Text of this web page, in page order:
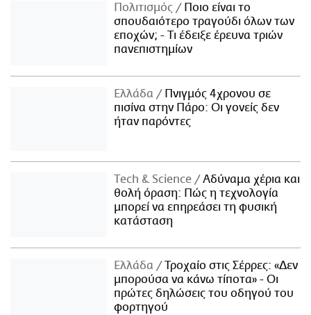
Πολιτισμός
Ποιο είναι το
σπουδαιότερο τραγούδι όλων των
εποχών; - Τι έδειξε έρευνα τριών
πανεπιστημίων
Ελλάδα
Πνιγμός 4χρονου σε
πισίνα στην Πάρο: Οι γονείς δεν
ήταν παρόντες
Τech & Science
Αδύναμα χέρια και
θολή όραση: Πώς η τεχνολογία
μπορεί να επηρεάσει τη φυσική
κατάσταση
Ελλάδα
Τροχαίο στις Σέρρες: «Δεν
μπορούσα να κάνω τίποτα» - Οι
πρώτες δηλώσεις του οδηγού του
φορτηγού